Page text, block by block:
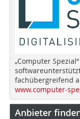
„Computer
fachübergreifend
www.computer-
Anbieter